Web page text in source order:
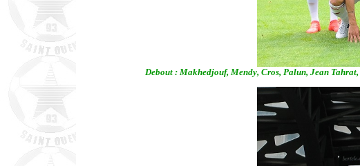
Debout : Makhedjouf, Mendy, Cros, Palun, Jean